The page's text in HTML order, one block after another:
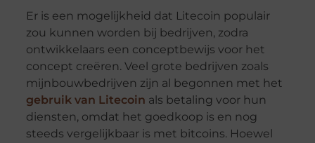
Er is een mogelijkheid dat Litecoin populair
zou kunnen worden bij bedrijven, zodra
ontwikkelaars een conceptbewijs voor het
concept creëren. Veel grote bedrijven zoals
mijnbouwbedrijven zijn al begonnen met het
gebruik van Litecoin als betaling voor hun
diensten, omdat het goedkoop is en nog
steeds vergelijkbaar is met bitcoins. Hoewel